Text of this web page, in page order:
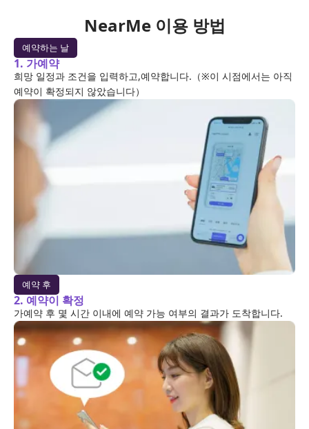
NearMe 이용 방법
예약하는 날
1. 가예약
희망 일정과 조건을 입력하고,예약합니다.（※이 시점에서는 아직
예약이 확정되지 않았습니다）
예약 후
2. 예약이 확정
가예약 후 몇 시간 이내에 예약 가능 여부의 결과가 도착합니다.